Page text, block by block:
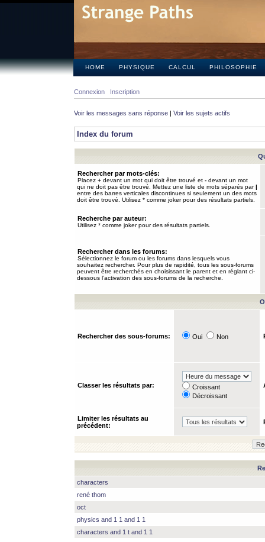
HOME PHYSIQUE CALCUL PHILOSOPHIE
Connexion Inscription
Voir les messages sans réponse | Voir les sujets actifs
Index du forum
Rechercher par mots-clés:
Placez + devant un mot qui doit être trouvé et - devant un mot
qui ne doit pas être trouvé. Mettez une liste de mots séparés par|
entre des barres verticales discontinues si seulement un des mots
doit être trouvé. Utilisez * comme joker pour des résultats partiels.
Recherche par auteur:
Utilisez * comme joker pour des résultats partiels.
Rechercher dans les forums:
Sélectionnez le forum ou les forums dans lesquels vous
souhaitez rechercher. Pour plus de rapidité, tous les sous-forums
peuvent être recherchés en choisissant le parent et en réglant ci-
dessous l’activation des sous-forums de la recherche.
Rechercher des sous-forums: Oui Non
Classer les résultats par:
Croissant
Décroissant
Limiter les résultats au
précédent:
characters
rené thom
oct
physics and 1 1 and 1 1
characters and 1 t and 1 1